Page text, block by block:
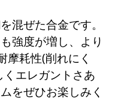
混ぜた合金です。
強度が増し、より
摩耗性(削れにく
エレガントさあ
をぜひお楽しみく